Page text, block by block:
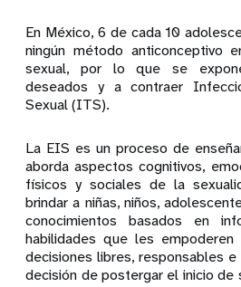
En México, 6 de cada 10
ningún método anticonceptivo
sexual, por lo que se
deseados y a contraer
Sexual (ITS).
La EIS es un proceso de
aborda aspectos cognitivos,
físicos y sociales de la
brindar a niñas, niños,
conocimientos basados en
habilidades que les
decisiones libres, responsables
decisión de postergar el inicio de